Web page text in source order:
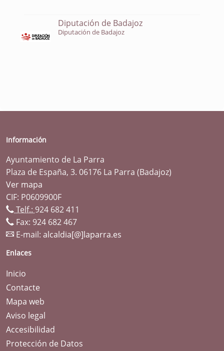
Diputación de Badajoz
Diputación de Badajoz
Información
Ayuntamiento de La Parra
Plaza de España, 3. 06176 La Parra (Badajoz)
Ver mapa
CIF: P0609900F
Telf.: 924 682 411
Fax: 924 682 467
E-mail: alcaldia[@]laparra.es
Enlaces
Inicio
Contacte
Mapa web
Aviso legal
Accesibilidad
Protección de Datos